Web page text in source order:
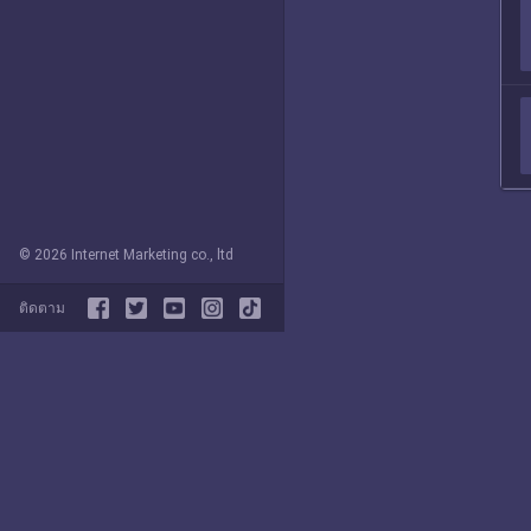
© 2026 Internet Marketing co., ltd
ติดตาม